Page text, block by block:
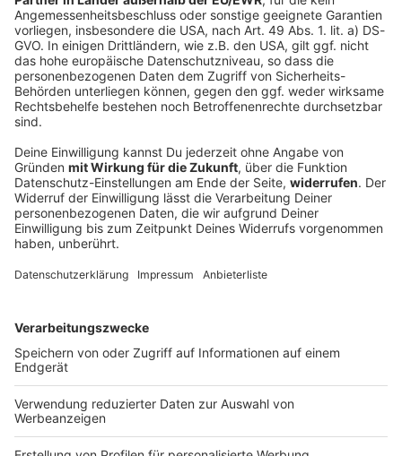
Stand-up-Paddling: Was auf dem Wasser zu
beachten ist
Gewässern steigt. Doch nicht überall dürfen die
kann gefährlich werden.
DEINE GEMERKTEN ARTIKEL
Du hast dir noch keine Artikel gemerkt